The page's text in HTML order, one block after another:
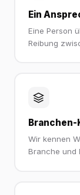
Ein
Eine Person
Reibung
Wir kennen
Branche und